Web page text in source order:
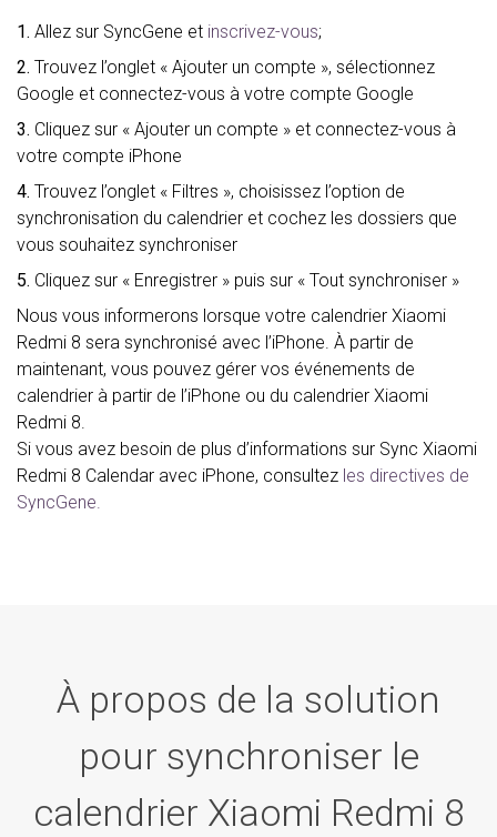
1. Allez sur SyncGene et inscrivez-vous;
2. Trouvez l’onglet « Ajouter un compte », sélectionnez
Google et connectez-vous à votre compte Google
3. Cliquez sur « Ajouter un compte » et connectez-vous à
votre compte iPhone
4. Trouvez l’onglet « Filtres », choisissez l’option de
synchronisation du calendrier et cochez les dossiers que
vous souhaitez synchroniser
5. Cliquez sur « Enregistrer » puis sur « Tout synchroniser »
Nous vous informerons lorsque votre calendrier Xiaomi
Redmi 8 sera synchronisé avec l’iPhone. À partir de
maintenant, vous pouvez gérer vos événements de
calendrier à partir de l’iPhone ou du calendrier Xiaomi
Redmi 8.
Si vous avez besoin de plus d’informations sur Sync Xiaomi
Redmi 8 Calendar avec iPhone, consultez les directives de
SyncGene.
À propos de la solution
pour synchroniser le
calendrier Xiaomi Redmi 8